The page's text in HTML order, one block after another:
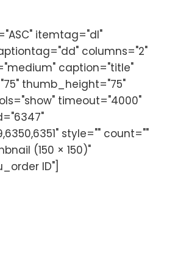
itemtag="dl"
columns="2"
caption="title"
thumb_height="75"
timeout="4000"
style="" count=""
(150 × 150)"
ID"]